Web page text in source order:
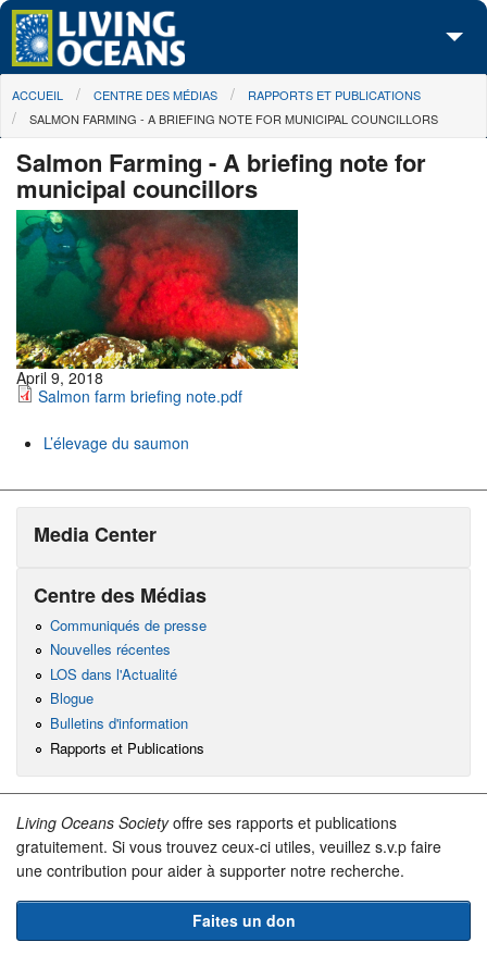
Skip to main content
À propos de nous
Centre des Médias
Les Cartes
Passez à l'action
You are here
ACCUEIL CENTRE DES MÉDIAS
RAPPORTS ET PUBLICATIONS
SALMON FARMING - A BRIEFING NOTE FOR MUNICIPAL COUNCILLORS
Salmon Farming - A briefing note for
municipal councillors
April 9, 2018
Salmon farm briefing note.pdf
L’élevage du saumon
Media Center
Centre des Médias
Communiqués de presse
Nouvelles récentes
LOS dans l'Actualité
Blogue
Bulletins d'information
Rapports et Publications
Living Oceans Societyoffre ses rapports et publications
gratuitement. Si vous trouvez ceux-ci utiles, veuillez s.v.p faire
une contribution pour aider à supporter notre recherche.
Faites un don